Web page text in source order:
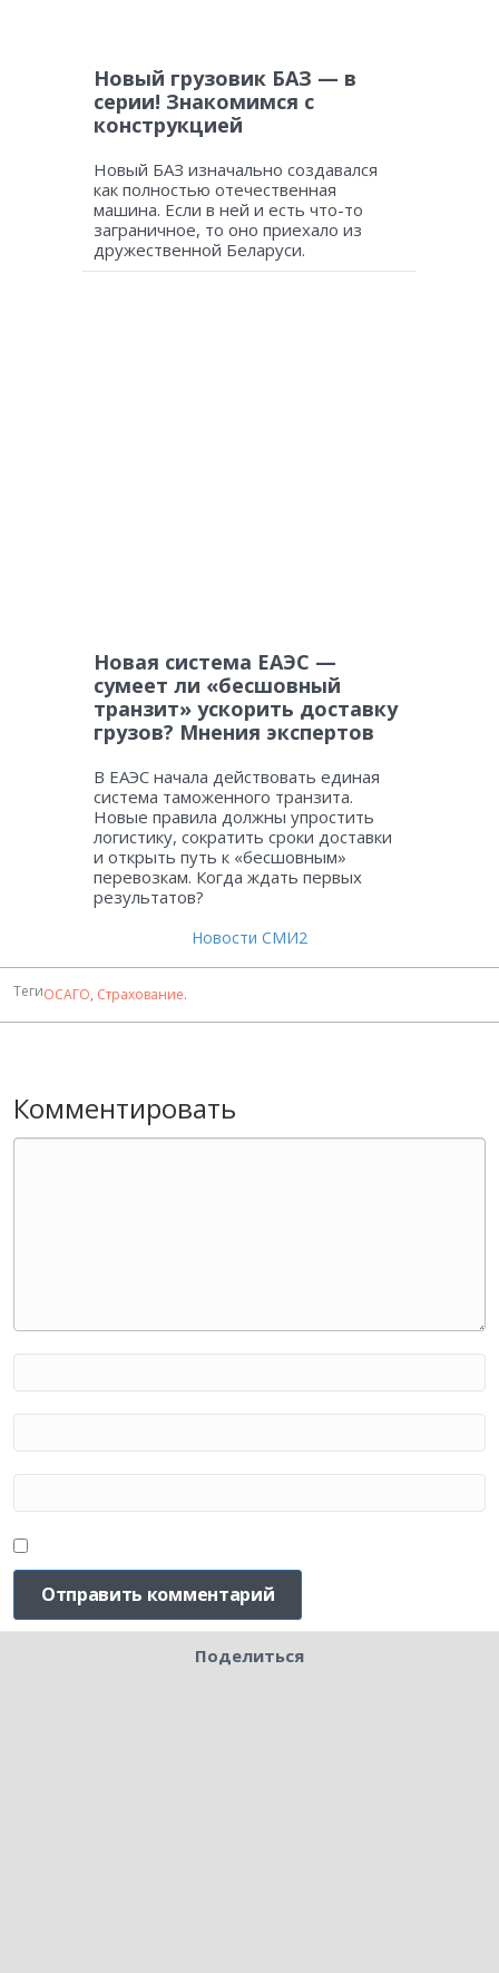
Новый грузовик БАЗ — в
серии! Знакомимся с
конструкцией
Новый БАЗ изначально создавался
как полностью отечественная
машина. Если в ней и есть что-то
заграничное, то оно приехало из
дружественной Беларуси.
Новая система ЕАЭС —
сумеет ли «бесшовный
транзит» ускорить доставку
грузов? Мнения экспертов
В ЕАЭС начала действовать единая
система таможенного транзита.
Новые правила должны упростить
логистику, сократить сроки доставки
и открыть путь к «бесшовным»
перевозкам. Когда ждать первых
результатов?
Новости СМИ2
ТегиОСАГО, Страхование.
Комментировать
Поделиться